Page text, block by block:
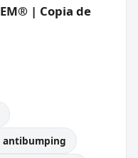
| Copia de
antibumping